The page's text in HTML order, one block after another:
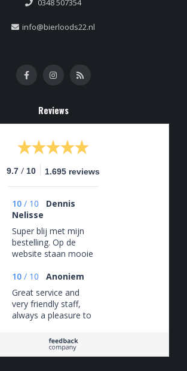
0348 507354
info@bierloods22.nl
Reviews
9.7 / 10 1.695 reviews
10 / 10
Dennis
Nelisse
Super blij met mijn
bestelling. Op de
website staan mooie
verschillende bier
stijlen en
brouwerijen. Fijn is
ook de optie om de
bezorging gratis op
willen. Voor de
bierliefhebber is er
10 / 10
Anoniem
Great service and
very friendly staff,
always a pleasure to
recommended!